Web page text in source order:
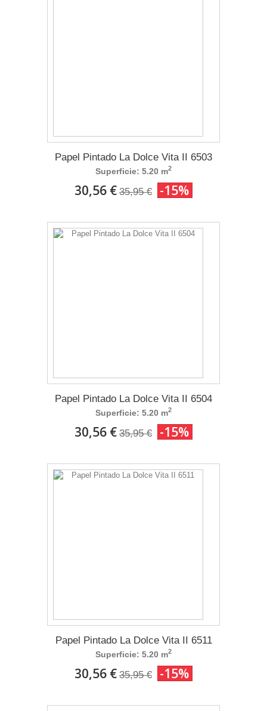
Papel Pintado La Dolce Vita II 6503
Superficie: 5.20 m2
30,56 € 35,95 € -15%
Papel Pintado La Dolce Vita II 6504
Superficie: 5.20 m2
30,56 € 35,95 € -15%
Papel Pintado La Dolce Vita II 6511
Superficie: 5.20 m2
30,56 € 35,95 € -15%